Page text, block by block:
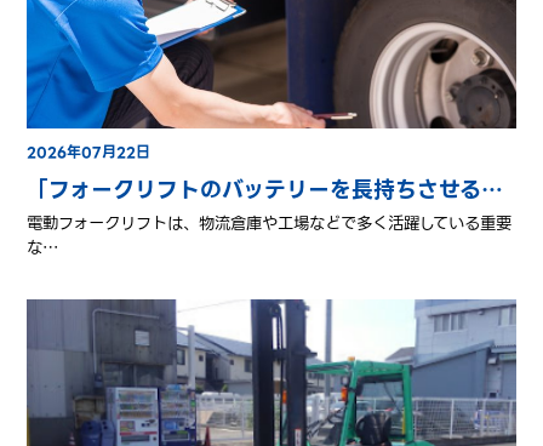
2026年07月22日
「フォークリフトのバッテリーを長持ちさせるコツ｜劣化を防ぐ正しい管理方法」
電動フォークリフトは、物流倉庫や工場などで多く活躍している重要
な…